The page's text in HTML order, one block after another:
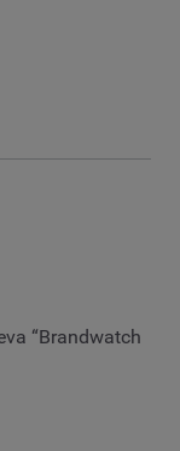
“Brandwatch